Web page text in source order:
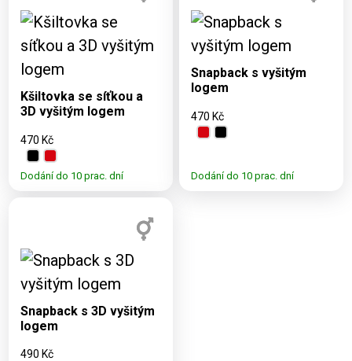
Dostupné varianty:
Kšiltovka se síťkou a
3D vyšitým logem
470 Kč
Dodání do 10 prac. dní
Dostupné varianty:
UNI
Snapback s vyšitým
logem
470 Kč
Dodání do 10 prac. dní
Dostupné varianty:
UNI
Snapback s 3D vyšitým
logem
490 Kč